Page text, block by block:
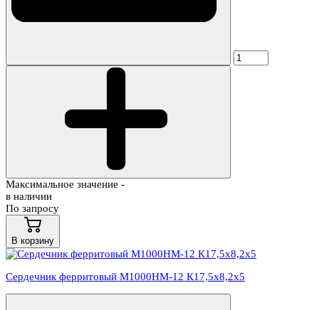
Максимальное значение -
в наличии
По запросу
В корзину
Сердечник ферритовый М1000НМ-12 К17,5х8,2х5